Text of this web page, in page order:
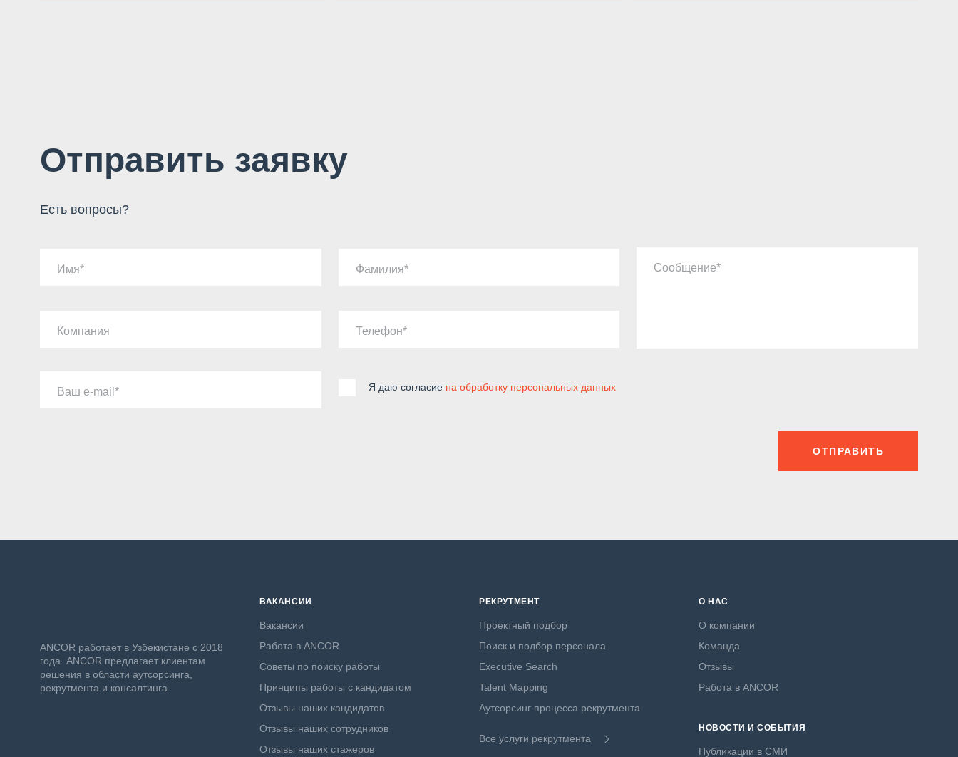
Отправить заявку
Есть вопросы?
Имя Фамилия
Компания Телефон
Ваш e-mail
Сообщение
Я даю согласие на обработку персональных данных
ОТПРАВИТЬ
ANСOR работает в Узбекистане с 2018
года. ANCOR предлагает клиентам
решения в области аутсорсинга,
рекрутмента и консалтинга.
ВАКАНСИИ
Вакансии
Работа в ANCOR
Советы по поиску работы
Принципы работы с кандидатом
Отзывы наших кандидатов
Отзывы наших сотрудников
Отзывы наших стажеров
РЕКРУТМЕНТ
Проектный подбор
Поиск и подбор персонала
Executive Search
Talent Mapping
Аутсорсинг процесса рекрутмента
Все услуги рекрутмента
О НАС
О компании
Команда
Отзывы
Работа в ANCOR
НОВОСТИ И СОБЫТИЯ
Публикации в СМИ